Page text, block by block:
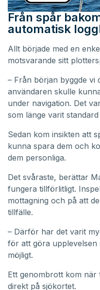
Från spår
automatisk
Allt började med en
motsvarande sitt
– Från början byggde
användaren skulle
under navigation. Det
som länge varit
Sedan kom insikten att
kunna spara dem och
dem personliga.
Det svåraste, berättar
fungera tillförlitligt.
mottagning och på att
tillfälle.
– Därför har det varit
för att göra upplevelsen
möjligt.
Ett genombrott kom när
direkt på sjökortet.